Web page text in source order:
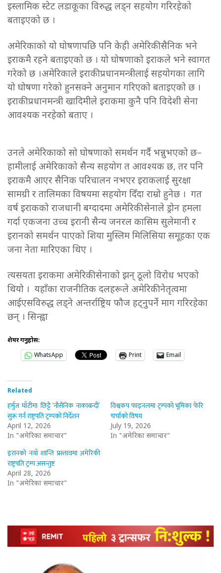
इस्लामिक स्टेट लडाकूका विरुद्ध लड्न सहयोग गरिरहेको
बताइएको छ ।
अमेरिकाको यो घोषणापछि पनि केही अमेरिकी सैनिक भने
इराकमै रहने बताइएको छ । यो घोषणाको इराकले भने स्वागत
गरेको छ ।अमेरिकाले इराकी प्रधानमन्त्रीलाई सहयोगका लागि
यो घोषणा गरेको हुनसक्ने अनुमान गरिएको बताइएको छ ।
इराकी प्रधानमन्त्री खादिमीले इराकमा कुनै पनि विदेशी सेना
आवश्यक नरहेको बताए ।
उनले अमेरिकाको सो घोषणाको समर्थन गर्दै भन्नुभएको छ–
हामीलाई अमेरिकाको सैन्य सहयोग त आवश्यक छ, तर पनि
इराकमै आएर सैनिक परिचालन नभएर इराकलाई सुरक्षा
सामग्री र तालिमका विषयमा सहयोग दिँदा राम्रो हुनेछ । गत
वर्ष इराकको राजधानी बग्दादमा अमेरिकी सेनाले ड्रोन हमला
गर्दा एकजना उच्च इरानी सैन्य जनरल कासिम सुलेमानी र
इरानको समर्थन पाएको शिया मुस्लिम मिलिसिया समूहका एक
जना नेता मारिएका थिए ।
त्यसयता इराकमा अमेरिकी सेनाको झन् ठूलो विरोध भएको
थियो । यहाँका राजनीतिक दलहरूले अमेरिकी नेतृत्वमा
आईएसविरुद्ध लड्ने अन्तर्राष्ट्रिय फौज हट्नुपर्ने माग गरिरहेका
छन् । सिन्ह्वा
शेयर गर्नुहोस:
WhatsApp
Print Email
Related
हर्मुज घाँटीमा छिट्टै ‘नौसैनिक नाकाबन्दी’
सुरू गर्न राष्ट्रपति ट्रम्पको निर्देशन
April 12, 2026
In "अमेरिका समाचार"
विश्वकप फाइनलमा ट्रम्पको भूमिका फेरि
चर्चाको विषय
July 19, 2026
In "अमेरिका समाचार"
इरानको नयाँ शान्ति प्रस्तावमा अमेरिकी
राष्ट्रपति ट्रम्प असन्तुष्ट
April 28, 2026
In "अमेरिका समाचार"